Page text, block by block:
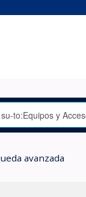
avanzada